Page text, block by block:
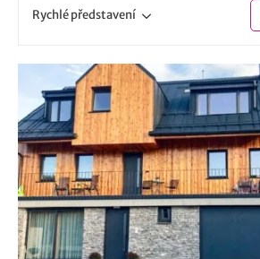
Rychlépředstavení